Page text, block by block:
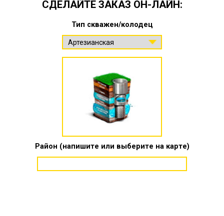
СДЕЛАЙТЕ ЗАКАЗ ОН-ЛАЙН:
Тип скважен/колодец
Район (напишите или выберите на карте)